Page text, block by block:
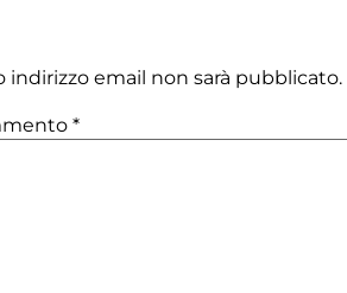
indirizzo email non sarà pubblicato.
*